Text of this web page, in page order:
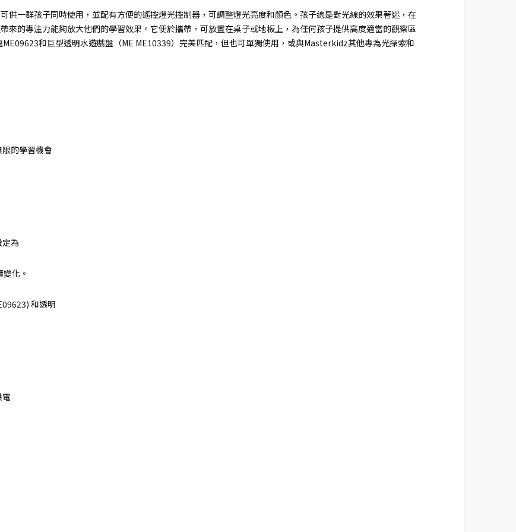
供一群孩子同時使用，並配有方便的遙控燈光控制器，可調整燈光亮度和顏色。孩子總是對光線的效果著迷，在
來的專注力能夠放大他們的學習效果。它便於攜帶，可放置在桌子或地板上，為任何孩子提供高度適當的觀察區
和巨型透明水遊戲盤（ME ME10339）完美匹配，但也可單獨使用，或與Masterkidz其他專為光探索和
的學習機會
定為
化。
和透明